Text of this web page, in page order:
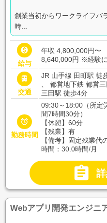
創業当初からワークライフバ
時...

給与
年収 4,800,000円〜
8,640,000円 ※経験

交通
JR 山手線 田町駅 徒
、 都営地下鉄 都営
三田駅 徒歩4分

勤務時間
09:30～18:00（所定
間7時間30分）
【休憩】60分
【残業】有
【備考】固定残業代
時間：30.0時間/月

Webアプリ開発エンジニ